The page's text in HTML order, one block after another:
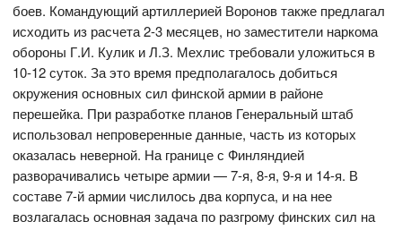
боев. Командующий артиллерией Воронов также предлагал
исходить из расчета 2-3 месяцев, но заместители наркома
обороны Г.И. Кулик и Л.З. Мехлис требовали уложиться в
10-12 суток. За это время предполагалось добиться
окружения основных сил финской армии в районе
перешейка. При разработке планов Генеральный штаб
использовал непроверенные данные, часть из которых
оказалась неверной. На границе с Финляндией
разворачивались четыре армии — 7-я, 8-я, 9-я и 14-я. В
составе 7-й армии числилось два корпуса, и на нее
возлагалась основная задача по разгрому финских сил на